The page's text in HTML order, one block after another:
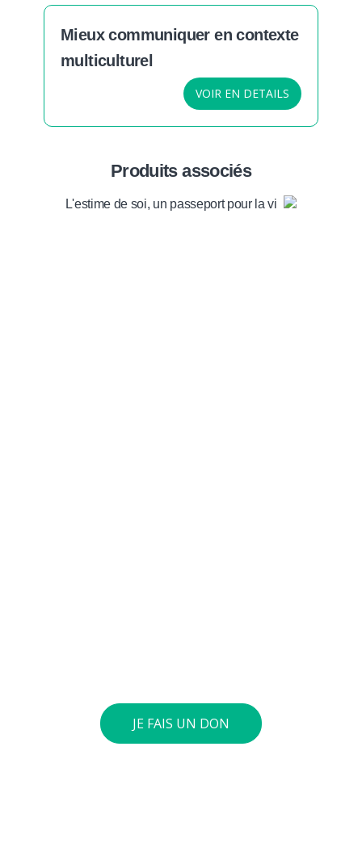
Mieux communiquer en contexte
multiculturel
VOIR EN DETAILS
Produits associés
L'estime de soi, un passeport pour la vie
JE FAIS UN DON